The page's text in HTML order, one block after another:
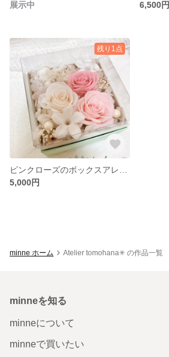
展示中 6,500円
残り1点
5,000円
minne ホーム Atelier tomohana✳︎ の作品一覧
minneを知る
minneについて
minneで買いたい